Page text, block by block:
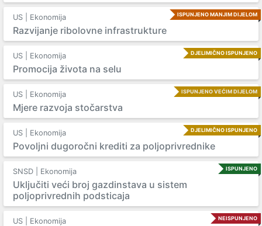
ISPUNJENO MANJIM DIJELOM
US | Ekonomija
Razvijanje ribolovne infrastrukture
DJELIMIČNO ISPUNJENO
US | Ekonomija
Promocija života na selu
ISPUNJENO VEĆIM DIJELOM
US | Ekonomija
Mjere razvoja stočarstva
DJELIMIČNO ISPUNJENO
US | Ekonomija
Povoljni dugoročni krediti za poljoprivrednike
ISPUNJENO
SNSD | Ekonomija
Uključiti veći broj gazdinstava u sistem
poljoprivrednih podsticaja
NEISPUNJENO
US | Ekonomija